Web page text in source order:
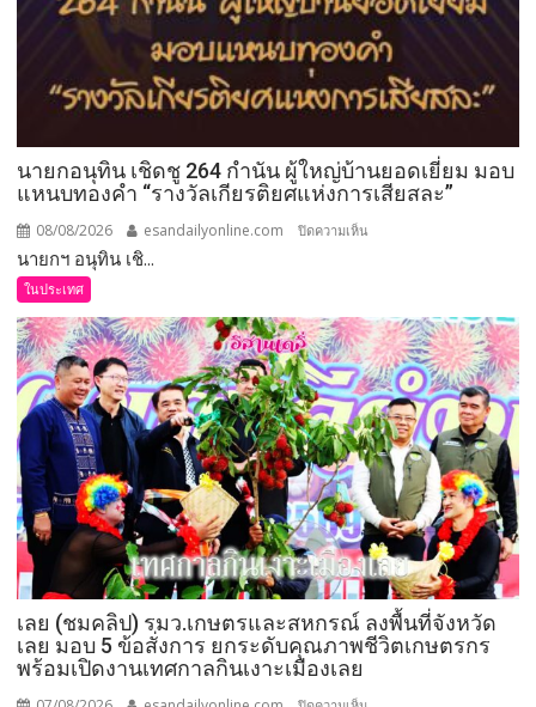
นายกอนุทิน เชิดชู 264 กำนัน ผู้ใหญ่บ้านยอดเยี่ยม มอบ
แหนบทองคำ “รางวัลเกียรติยศแห่งการเสียสละ”
08/08/2026 esandailyonline.com ปิดความเห็น
264
กำนัน
ผู้ใหญ่
บ้าน
ยอด
เยี่ยม
มอบ
แหนบ
ทองคำ
“รางวัล
เกียรติยศ
แห่ง
การ
นายกฯ อนุทิน เชิ...
ในประเทศ
เลย (ชมคลิป) รมว.เกษตรและสหกรณ์ ลงพื้นที่จังหวัด
เลย มอบ 5 ข้อสั่งการ ยกระดับคุณภาพชีวิตเกษตรกร
พร้อมเปิดงานเทศกาลกินเงาะเมืองเลย